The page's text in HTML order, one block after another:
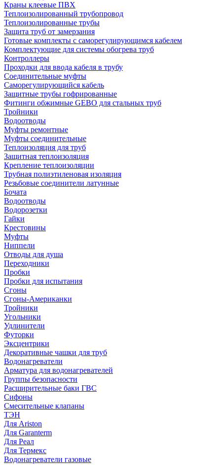
Краны клеевые ПВХ
Теплоизолированный трубопровод
Теплоизолированные трубы
Защита труб от замерзания
Готовые комплекты с саморегулирующимся кабелем
Комплектующие для системы обогрева труб
Контроллеры
Проходки для ввода кабеля в трубу
Соединительные муфты
Саморегулирующийся кабель
Защитные трубы гофрированные
Фитинги обжимные GEBO для стальных труб
Тройники
Водоотводы
Муфты ремонтные
Муфты соединительные
Теплоизоляция для труб
Защитная теплоизоляция
Крепление теплоизоляции
Трубная полиэтиленовая изоляция
Резьбовые соединители латунные
Бочата
Водоотводы
Водорозетки
Гайки
Крестовины
Муфты
Ниппели
Отводы для душа
Переходники
Пробки
Пробки для испытания
Сгоны
Сгоны-Американки
Тройники
Угольники
Удлинители
Футорки
Эксцентрики
Декоративные чашки для труб
Водонагреватели
Арматура для водонагревателей
Группы безопасности
Расширительные баки ГВС
Сифоны
Смесительные клапаны
ТЭН
Для Ariston
Для Garanterm
Для Реал
Для Термекс
Водонагреватели газовые